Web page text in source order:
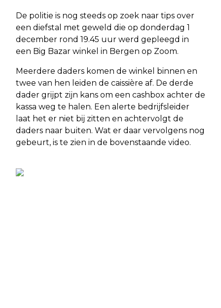
De politie is nog steeds op zoek naar tips over
een diefstal met geweld die op donderdag 1
december rond 19.45 uur werd gepleegd in
een Big Bazar winkel in Bergen op Zoom.
Meerdere daders komen de winkel binnen en
twee van hen leiden de caissière af. De derde
dader grijpt zijn kans om een cashbox achter de
kassa weg te halen. Een alerte bedrijfsleider
laat het er niet bij zitten en achtervolgt de
daders naar buiten. Wat er daar vervolgens nog
gebeurt, is te zien in de bovenstaande video.